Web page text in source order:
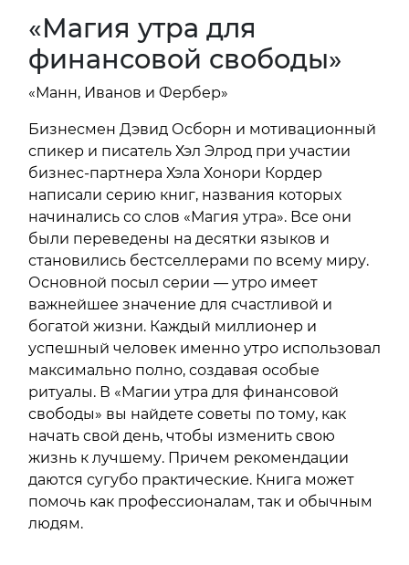
«Магия утра для
финансовой свободы»
«Манн, Иванов и Фербер»
Бизнесмен Дэвид Осборн и мотивационный
спикер и писатель Хэл Элрод при участии
бизнес-партнера Хэла Хонори Кордер
написали серию книг, названия которых
начинались со слов «Магия утра». Все они
были переведены на десятки языков и
становились бестселлерами по всему миру.
Основной посыл серии — утро имеет
важнейшее значение для счастливой и
богатой жизни. Каждый миллионер и
успешный человек именно утро использовал
максимально полно, создавая особые
ритуалы. В «Магии утра для финансовой
свободы» вы найдете советы по тому, как
начать свой день, чтобы изменить свою
жизнь к лучшему. Причем рекомендации
даются сугубо практические. Книга может
помочь как профессионалам, так и обычным
людям.